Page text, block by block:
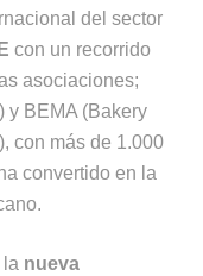
del sector
con un recorrido
asociaciones;
y BEMA (Bakery
con más de 1.000
convertido en la
la nueva